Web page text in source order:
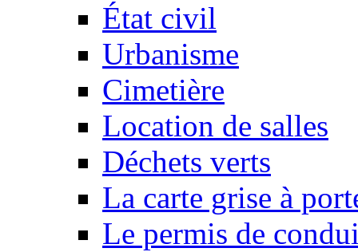
État civil
Urbanisme
Cimetière
Location de salles
Déchets verts
La carte grise à
Le permis de